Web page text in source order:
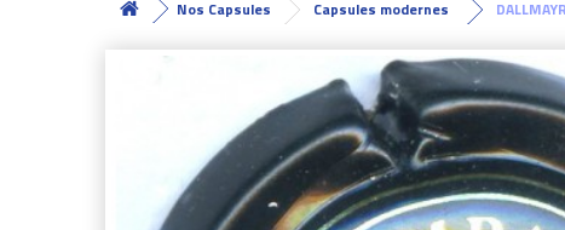
Nos Capsules Capsules modernes